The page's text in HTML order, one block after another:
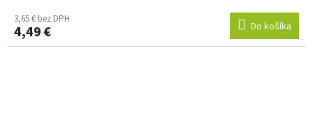
3,65 € bez DPH
4,49 € Do košíka